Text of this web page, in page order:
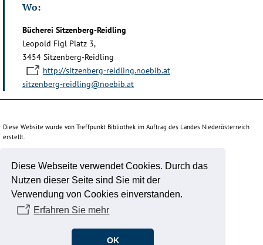
Diese Webseite verwendet Cookies. Durch das
Nutzen dieser Seite sind Sie mit der
Verwendung von Cookies einverstanden.
Erfahren Sie mehr
OK
Wo:
Bücherei Sitzenberg-Reidling
Leopold Figl Platz 3,
3454 Sitzenberg-Reidling
http://sitzenberg-reidling.noebib.at
sitzenberg-reidling@noebib.at
Diese Website wurde von Treffpunkt Bibliothek im Auftrag des Landes Niederösterreich
erstellt.
Unterstützt durch: